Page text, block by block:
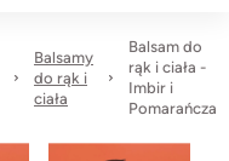
Balsamy
do rąk i
ciała
Balsam do
rąk i ciała -
Imbir i
Pomarańcza